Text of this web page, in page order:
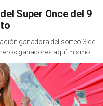
Super Once del 9
ganadora del sorteo 3 de
ganadores aquí mismo.